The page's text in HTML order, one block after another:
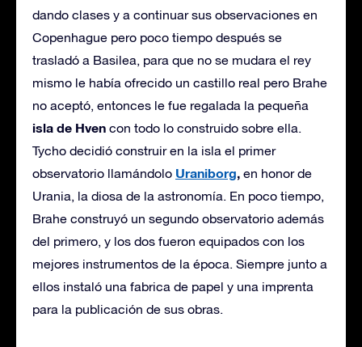
dando clases y a continuar sus observaciones en
Copenhague pero poco tiempo después se
trasladó a Basilea, para que no se mudara el rey
mismo le había ofrecido un castillo real pero Brahe
no aceptó, entonces le fue regalada la pequeña
isla de Hven con todo lo construido sobre ella.
Tycho decidió construir en la isla el primer
observatorio llamándolo Uraniborg, en honor de
Urania, la diosa de la astronomía. En poco tiempo,
Brahe construyó un segundo observatorio además
del primero, y los dos fueron equipados con los
mejores instrumentos de la época. Siempre junto a
ellos instaló una fabrica de papel y una imprenta
para la publicación de sus obras.